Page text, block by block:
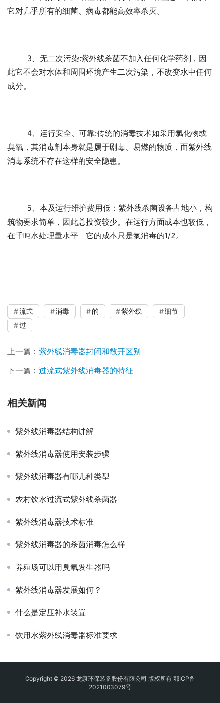
它对几乎所有的细菌、病毒都能高效率杀灭。
此它不会对水体和周围环境产生二次污染，不改变水中任何
成分。
臭氧，其消毒剂本身就是属于剧毒、易燃的物质，而紫外线
消毒系统不存在这样的安全隐患。
筑物要求简单，因此总投资较少。在运行方面成本也较低，
在千吨水处理量水平，它的成本只是氯消毒的1/2。
流式 消毒 的 紫外线
细节
过
上一篇： 紫外线消毒器封闭和敞开区别
下一篇： 过流式紫外线消毒器的特征
相关新闻
紫外线消毒器结构讲解
紫外线消毒器使用安装步骤
紫外线消毒器有哪几种类型
农村饮水过流式紫外线杀菌器
紫外线消毒器技术标准
紫外线消毒器的杀菌消毒怎么样
养殖场可以用臭氧发生器吗
紫外线消毒器发展如何？
什么是定压补水装置
饮用水紫外线消毒器标准要求
Copyright © 2026 龙康环保装备股份有限公司 版权所有 鄂ICP备
2021003079号